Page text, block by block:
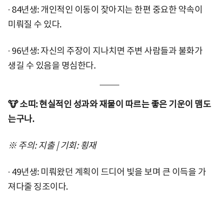
∙ 84년생: 개인적인 이동이 잦아지는 한편 중요한 약속이
미뤄질 수 있다.
∙ 96년생: 자신의 주장이 지나치면 주변 사람들과 불화가
생길 수 있음을 명심한다.
🐮 소띠: 현실적인 성과와 재물이 따르는 좋은 기운이 맴도
는구나.
※ 주의: 지출 | 기회: 횡재
∙ 49년생: 미뤄왔던 계획이 드디어 빛을 보며 큰 이득을 가
져다줄 징조이다.